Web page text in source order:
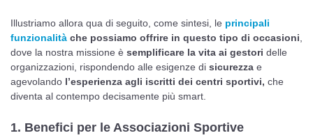
Illustriamo allora qua di seguito, come sintesi, le principali
funzionalità che possiamo offrire in questo tipo di occasioni
dove la nostra missione è semplificare la vita ai gestori delle
organizzazioni, rispondendo alle esigenze di sicurezza e
agevolando l’esperienza agli iscritti dei centri sportivi, che
diventa al contempo decisamente più smart.
1. Benefici per le Associazioni Sportive